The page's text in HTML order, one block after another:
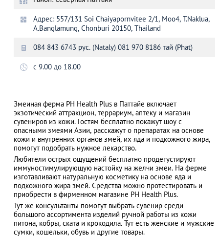
АЗАД
Адрес: 557/131 Soi Chaiyapornvitee 2/1, Moo4, T.Naklua,
A.Banglamung, Chonburi 20150, Thailand
084 843 6743 рус. (Nataly) 081 970 8186 тай (Phat)
с 9.00 до 18.00
Змеиная ферма PH Health Plus в Паттайе включает
экзотический аттракцион, террариум, аптеку и магазин
сувениров из кожи. Гостям бесплатно покажут шоу с
опасными змеями Азии, расскажут о препаратах на основе
кожи и внутренних органов змей, их яда и подкожного жира,
помогут подобрать нужное лекарство.
Любители острых ощущений бесплатно продегустируют
иммуностимулирующую настойку на желчи змеи. На ферме
изготавливают натуральную косметику на основе яда и
подкожного жира змей. Средства можно протестировать и
приобрести в фирменном магазине PH Health Plus.
Тут же консультанты помогут выбрать сувенир среди
большого ассортимента изделий ручной работы из кожи
питона, кобры, ската и крокодила. Тут есть женские и мужские
сумки, кошельки, обувь и другие товары.